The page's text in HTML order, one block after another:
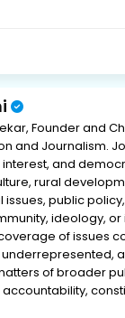
Founder and
and Journalism.
interest, and
rural
public
ideology,
of issues
of broader